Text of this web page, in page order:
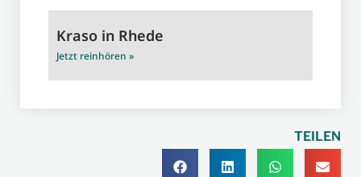
Kraso in Rhede
Jetzt reinhören »
TEILEN